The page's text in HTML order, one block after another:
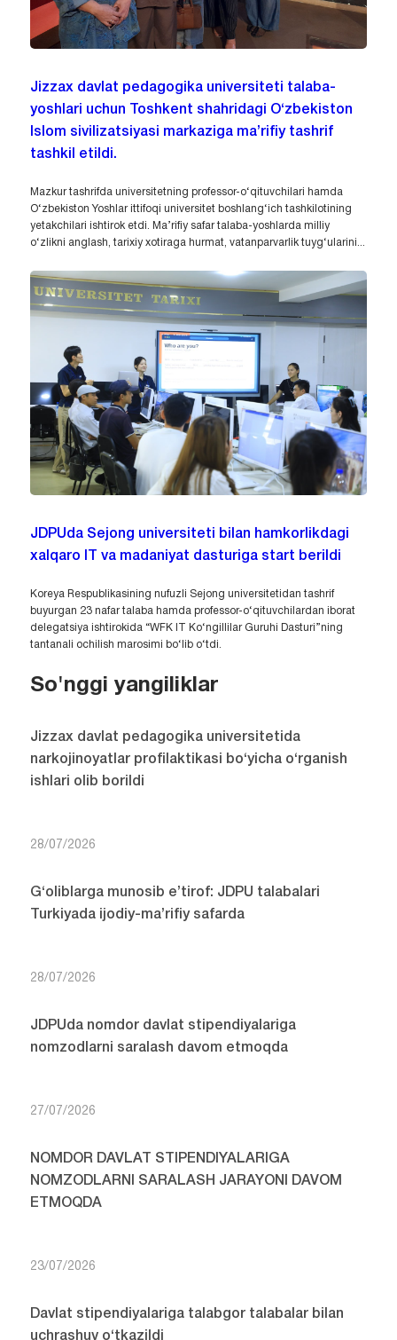
Jizzax davlat pedagogika universiteti talaba-
yoshlari uchun Toshkent shahridagi O‘zbekiston
Islom sivilizatsiyasi markaziga ma’rifiy tashrif
tashkil etildi.
Mazkur tashrifda universitetning professor-o‘qituvchilari hamda
O‘zbekiston Yoshlar ittifoqi universitet boshlang‘ich tashkilotining
yetakchilari ishtirok etdi. Ma’rifiy safar talaba-yoshlarda milliy
o‘zlikni anglash, tarixiy xotiraga hurmat, vatanparvarlik tuyg‘ularini...
JDPUda Sejong universiteti bilan hamkorlikdagi
xalqaro IT va madaniyat dasturiga start berildi
Koreya Respublikasining nufuzli Sejong universitetidan tashrif
buyurgan 23 nafar talaba hamda professor-o‘qituvchilardan iborat
delegatsiya ishtirokida “WFK IT Ko‘ngillilar Guruhi Dasturi”ning
tantanali ochilish marosimi bo‘lib o‘tdi.
So'nggi yangiliklar
Jizzax davlat pedagogika universitetida
narkojinoyatlar profilaktikasi bo‘yicha o‘rganish
ishlari olib borildi
28/07/2026
G‘oliblarga munosib e’tirof: JDPU talabalari
Turkiyada ijodiy-ma’rifiy safarda
28/07/2026
JDPUda nomdor davlat stipendiyalariga
nomzodlarni saralash davom etmoqda
27/07/2026
NOMDOR DAVLAT STIPENDIYALARIGA
NOMZODLARNI SARALASH JARAYONI DAVOM
ETMOQDA
23/07/2026
Davlat stipendiyalariga talabgor talabalar bilan
uchrashuv o‘tkazildi